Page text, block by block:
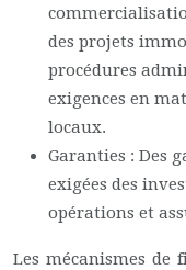
des projets
procédures
exigences en
locaux.
Garanties : Des
exigées des
opérations et
Les mécanismes de